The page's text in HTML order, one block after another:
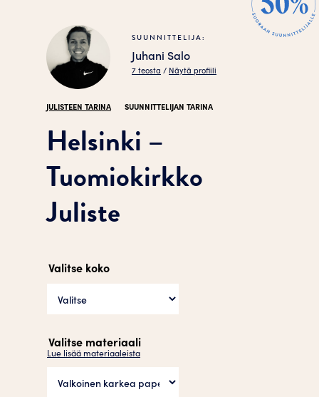
SUUNNITTELIJA:
Juhani Salo
7 teosta / Näytä profiili
JULISTEEN TARINA SUUNNITTELIJAN TARINA
Helsinki –
Tuomiokirkko
Juliste
Valitse koko
Valitse materiaali
Lue lisää materiaaleista